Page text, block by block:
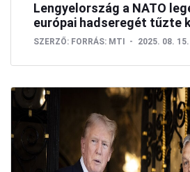
Lengyelország a NATO
európai hadseregét tűzte
SZERZŐ: FORRÁS: MTI 2025. 08.